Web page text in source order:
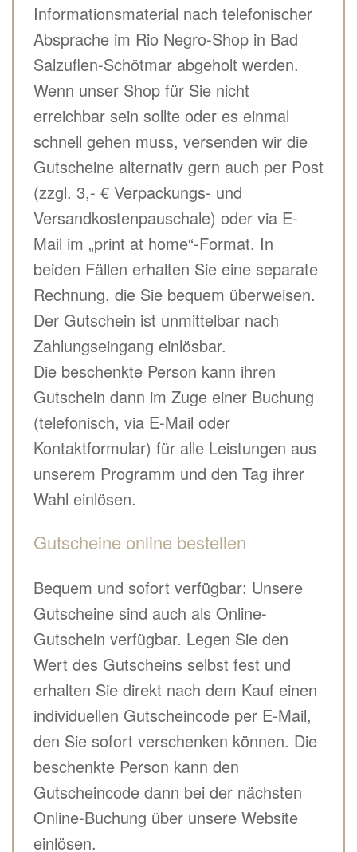
Informationsmaterial nach telefonischer
Absprache im Rio Negro-Shop in Bad
Salzuflen-Schötmar abgeholt werden.
Wenn unser Shop für Sie nicht
erreichbar sein sollte oder es einmal
schnell gehen muss, versenden wir die
Gutscheine alternativ gern auch per Post
(zzgl. 3,- € Verpackungs- und
Versandkostenpauschale) oder via E-
Mail im „print at home“-Format. In
beiden Fällen erhalten Sie eine separate
Rechnung, die Sie bequem überweisen.
Der Gutschein ist unmittelbar nach
Zahlungseingang einlösbar.
Die beschenkte Person kann ihren
Gutschein dann im Zuge einer Buchung
(telefonisch, via E-Mail oder
Kontaktformular) für alle Leistungen aus
unserem Programm und den Tag ihrer
Wahl einlösen.
Gutscheine online bestellen
Bequem und sofort verfügbar: Unsere
Gutscheine sind auch als Online-
Gutschein verfügbar. Legen Sie den
Wert des Gutscheins selbst fest und
erhalten Sie direkt nach dem Kauf einen
individuellen Gutscheincode per E-Mail,
den Sie sofort verschenken können. Die
beschenkte Person kann den
Gutscheincode dann bei der nächsten
Online-Buchung über unsere Website
einlösen.